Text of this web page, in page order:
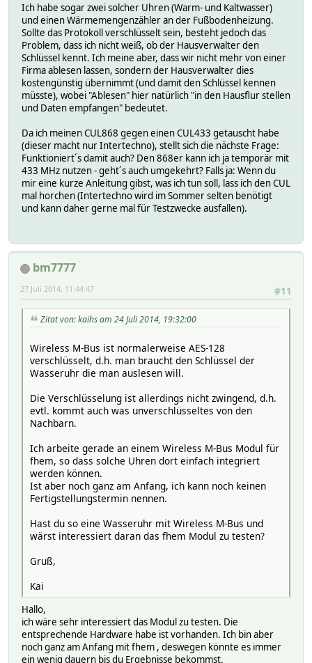
Ich habe sogar zwei solcher Uhren (Warm- und Kaltwasser)
und einen Wärmemengenzähler an der Fußbodenheizung.
Sollte das Protokoll verschlüsselt sein, besteht jedoch das
Problem, dass ich nicht weiß, ob der Hausverwalter den
Schlüssel kennt. Ich meine aber, dass wir nicht mehr von einer
Firma ablesen lassen, sondern der Hausverwalter dies
kostengünstig übernimmt (und damit den Schlüssel kennen
müsste), wobei "Ablesen" hier natürlich "in den Hausflur stellen
und Daten empfangen" bedeutet.
Da ich meinen CUL868 gegen einen CUL433 getauscht habe
(dieser macht nur Intertechno), stellt sich die nächste Frage:
Funktioniert´s damit auch? Den 868er kann ich ja temporär mit
433 MHz nutzen - geht´s auch umgekehrt? Falls ja: Wenn du
mir eine kurze Anleitung gibst, was ich tun soll, lass ich den CUL
mal horchen (Intertechno wird im Sommer selten benötigt
und kann daher gerne mal für Testzwecke ausfallen).
bm7777
#11
27 Juli 2014, 11:44:47
Zitat von: kaihs am 24 Juli 2014, 19:32:00
Wireless M-Bus ist normalerweise AES-128
verschlüsselt, d.h. man braucht den Schlüssel der
Wasseruhr die man auslesen will.
Die Verschlüsselung ist allerdings nicht zwingend, d.h.
evtl. kommt auch was unverschlüsseltes von den
Nachbarn.
Ich arbeite gerade an einem Wireless M-Bus Modul für
fhem, so dass solche Uhren dort einfach integriert
werden können.
Ist aber noch ganz am Anfang, ich kann noch keinen
Fertigstellungstermin nennen.
Hast du so eine Wasseruhr mit Wireless M-Bus und
wärst interessiert daran das fhem Modul zu testen?
Gruß,
Kai
Hallo,
ich wäre sehr interessiert das Modul zu testen. Die
entsprechende Hardware habe ist vorhanden. Ich bin aber
noch ganz am Anfang mit fhem , deswegen könnte es immer
ein wenig dauern bis du Ergebnisse bekommst.